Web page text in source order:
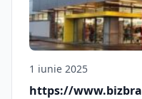
1 iunie 2025
https://